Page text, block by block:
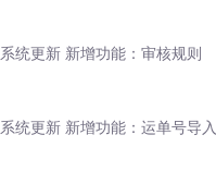
系统更新 新增功能：审核规则
系统更新 新增功能：运单号导入